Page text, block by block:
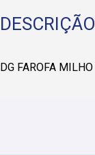
DESCRIÇÃO
DG FAROFA